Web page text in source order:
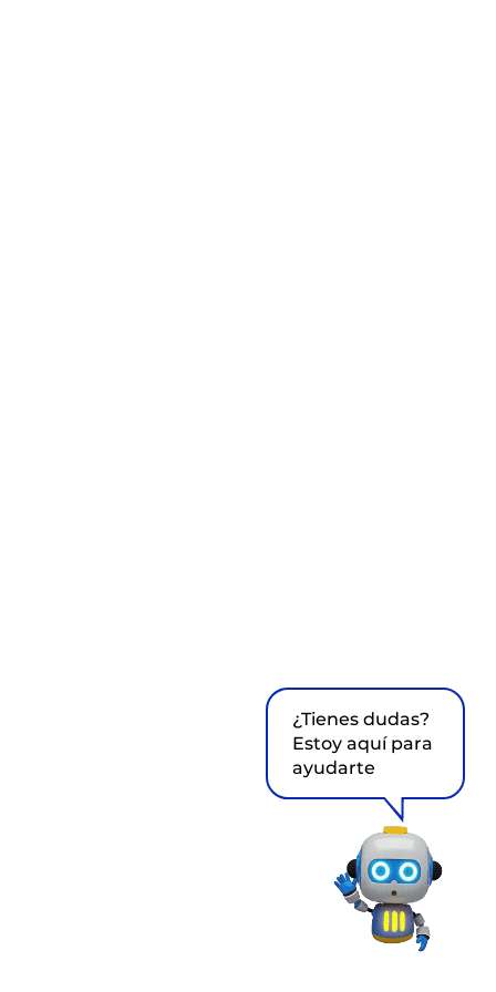
¿Tienes dudas?
Estoy aquí para
ayudarte